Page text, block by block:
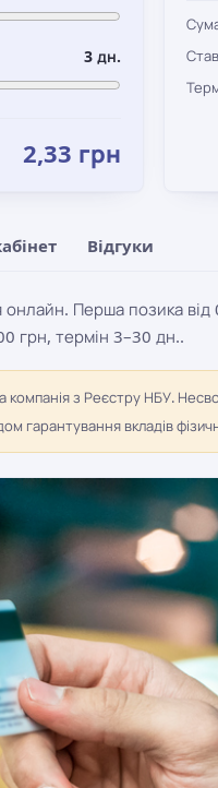
3 дн.
2,33 грн
Відгуки
Перша позика
грн, термін 3–30 дн..
компанія з Реєстру НБУ.
гарантування вкладів